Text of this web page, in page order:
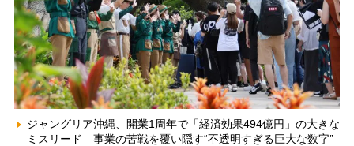
ジャングリア沖縄、開業1周年で「経済効果494億円」の大きな
ミスリード 事業の苦戦を覆い隠す“不透明すぎる巨大な数字”